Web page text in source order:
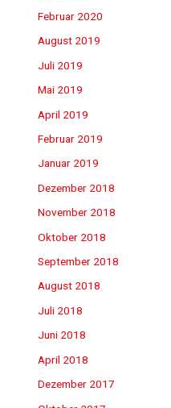
Februar 2020
August 2019
Juli 2019
Mai 2019
April 2019
Februar 2019
Januar 2019
Dezember 2018
November 2018
Oktober 2018
September 2018
August 2018
Juli 2018
Juni 2018
April 2018
Dezember 2017